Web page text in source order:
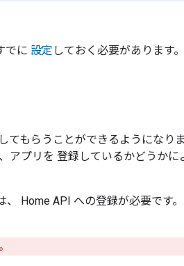
でに 設定 しておく必要があります。
てもらうことができるようになり
アプリを 登録しているかどうかに
、 Home API への登録が必要です